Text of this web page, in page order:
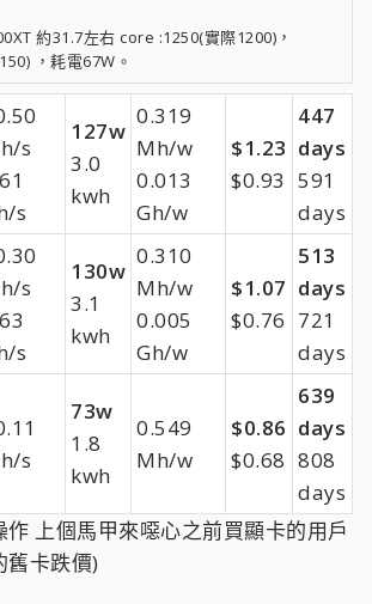
約31.7左右 core :1250(實際1200)，
，耗電67W。
s
s
127w
3.0
kwh
0.319
Mh/w
0.013
Gh/w
$1.23
$0.93
447
days
591
days
s
s
130w
3.1
kwh
0.310
Mh/w
0.005
Gh/w
$1.07
$0.76
513
days
721
days
s
73w
1.8
kwh
0.549
Mh/w
$0.86
$0.68
639
days
808
days
上個馬甲來噁心之前買顯卡的用戶
舊卡跌價)